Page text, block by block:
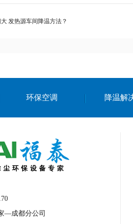
发热源车间降温方法？
环保空调 降温解
—成都分公司